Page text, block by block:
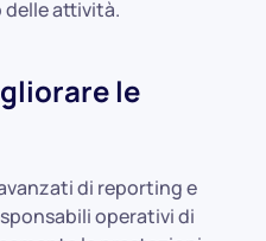
attività.
le
di reporting e
operativi di